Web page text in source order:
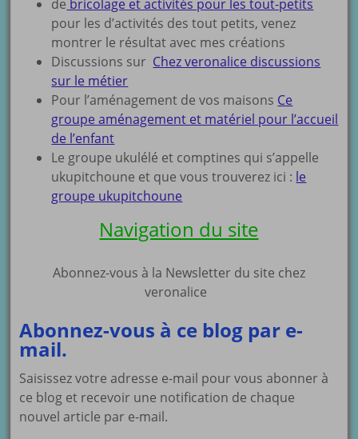
de bricolage et activités pour les tout-petits
pour les d’activités des tout petits, venez
montrer le résultat avec mes créations
Discussions sur Chez veronalice discussions
sur le métier
Pour l’aménagement de vos maisons Ce
groupe aménagement et matériel pour l’accueil
de l’enfant
Le groupe ukulélé et comptines qui s’appelle
ukupitchoune et que vous trouverez ici : le
groupe ukupitchoune
Navigation du site
Abonnez-vous à la Newsletter du site chez
veronalice
Abonnez-vous à ce blog par e-
mail.
Saisissez votre adresse e-mail pour vous abonner à
ce blog et recevoir une notification de chaque
nouvel article par e-mail.